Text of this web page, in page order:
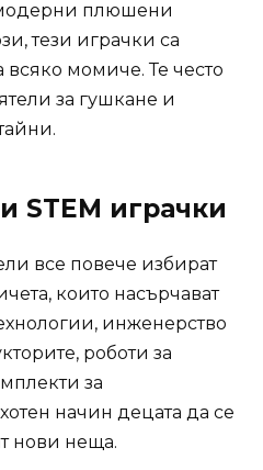
плюшени
тези играчки са
момиче. Те често
за гушкане и
STEM играчки
все повече избират
които насърчават
инженерство
роботи за
за
начин децата да се
нови неща.